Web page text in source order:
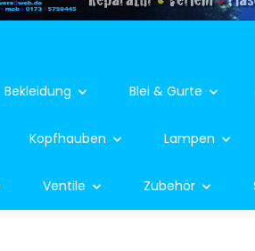
Bekleidung Blei & Gurte
Kopfhauben Lampen
Ventile Zubehör